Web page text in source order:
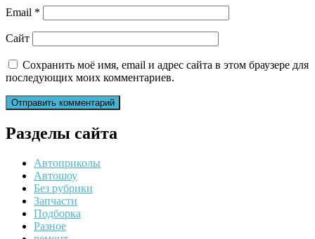
Email *
Сайт
Сохранить моё имя, email и адрес сайта в этом браузере для
последующих моих комментариев.
Разделы сайта
Автоприколы
Автошоу
Без рубрики
Запчасти
Подборка
Разное